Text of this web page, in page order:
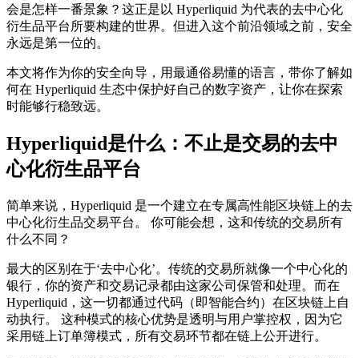
会是怎样一番景象？这正是以 Hyperliquid 为代表的去中心化
衍生品平台所要构建的世界。但进入这个前沿领域之前，安全
永远是第一位的。
本文将作为你的安全向导，用最通俗易懂的语言，带你了解如
何在 Hyperliquid 生态中保护好自己的数字资产，让你在探索
时能够行稳致远。
Hyperliquid是什么：不止是交易的去中
心化衍生品平台
简单来说， Hyperliquid 是一个建立在专属高性能区块链上的去
中心化衍生品交易平台。 你可能会想，这和传统的交易所有
什么不同？
最大的区别在于‘去中心化’。传统的交易所就像一个中心化的
银行，你的资产和交易记录都由这家公司保管和处理。而在
Hyperliquid ，这一切都通过代码（即智能合约）在区块链上自
动执行。 这种模式的核心优势是透明与用户掌控权，因为它
采用链上订单簿模式，所有交易环节都在链上公开进行。